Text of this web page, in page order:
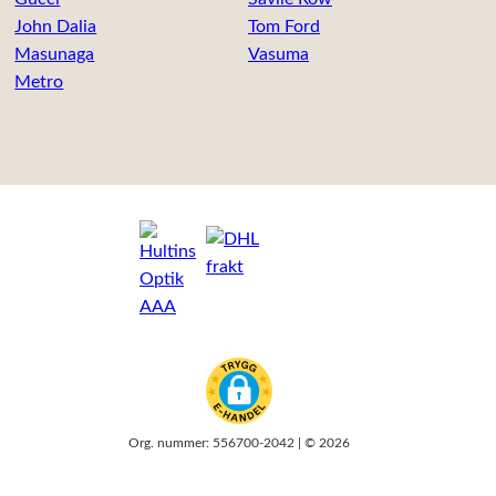
John Dalia
Masunaga
Metro
Tom Ford
Vasuma
Org. nummer: 556700-2042 | © 2026